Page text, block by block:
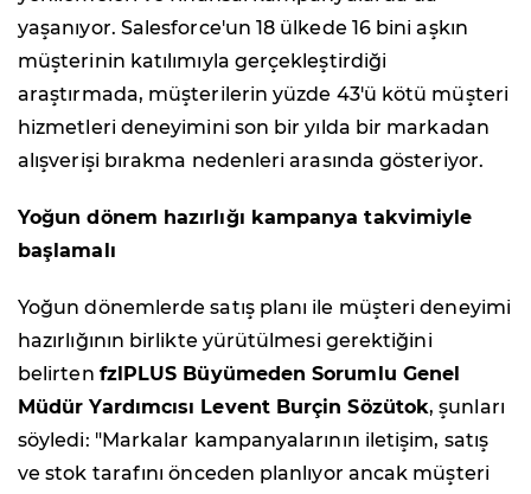
yaşanıyor. Salesforce'un 18 ülkede 16 bini aşkın
müşterinin katılımıyla gerçekleştirdiği
araştırmada, müşterilerin yüzde 43'ü kötü müşteri
hizmetleri deneyimini son bir yılda bir markadan
alışverişi bırakma nedenleri arasında gösteriyor.
Yoğun dönem hazırlığı kampanya takvimiyle
başlamalı
Yoğun dönemlerde satış planı ile müşteri deneyimi
hazırlığının birlikte yürütülmesi gerektiğini
belirten fzlPLUS Büyümeden Sorumlu Genel
Müdür Yardımcısı Levent Burçin Sözütok, şunları
söyledi: "Markalar kampanyalarının iletişim, satış
ve stok tarafını önceden planlıyor ancak müşteri